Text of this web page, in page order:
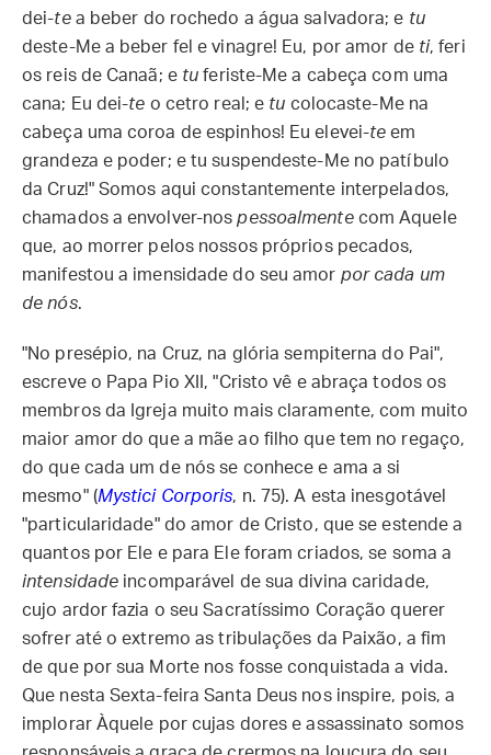
dei-tea beber do rochedo a água salvadora; e tu
deste-Me a beber fel e vinagre! Eu, por amor de ti, feri
os reis de Canaã; e tu feriste-Me a cabeça com uma
cana; Eu dei-te o cetro real; e tu colocaste-Me na
cabeça uma coroa de espinhos! Eu elevei-te em
grandeza e poder; e tu suspendeste-Me no patíbulo
da Cruz!" Somos aqui constantemente interpelados,
chamados a envolver-nospessoalmentecom Aquele
que, ao morrer pelos nossos próprios pecados,
manifestou a imensidade do seu amor por cada um
de nós.
"No presépio, na Cruz, na glória sempiterna do Pai",
escreve o Papa Pio XII, "Cristo vê e abraça todos os
membros da Igreja muito mais claramente, com muito
maior amor do que a mãe ao filho que tem no regaço,
do que cada um de nós se conhece e ama a si
mesmo" (Mystici Corporis, n. 75). A esta inesgotável
"particularidade" do amor de Cristo, que se estende a
quantos por Ele e para Ele foram criados, se soma a
intensidade incomparável de sua divina caridade,
cujo ardor fazia o seu Sacratíssimo Coração querer
sofrer até o extremo as tribulações da Paixão, a fim
de que por sua Morte nos fosse conquistada a vida.
Que nesta Sexta-feira Santa Deus nos inspire, pois, a
implorar Àquele por cujas dores e assassinato somos